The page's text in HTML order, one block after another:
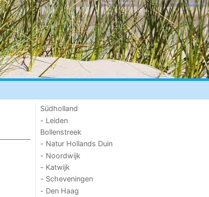
Südholland
- Leiden
Bollenstreek
- Natur Hollands Duin
- Noordwijk
- Katwijk
- Scheveningen
- Den Haag